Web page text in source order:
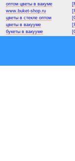
оптом цветы в вакуме
www.buket-shop.ru
цветы в стекле оптом
цветы в вакууме
букеты в вакууме